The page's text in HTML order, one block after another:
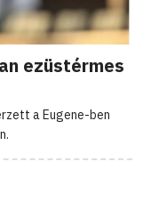
ezüstérmes
a Eugene-ben